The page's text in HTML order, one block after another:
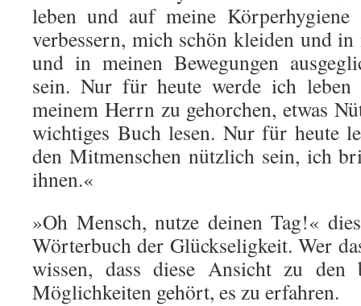
leben und auf meine Körperhygiene
verbessern, mich schön kleiden und in
und in meinen Bewegungen
sein. Nur für heute werde ich leben
meinem Herrn zu gehorchen, etwas
wichtiges Buch lesen. Nur für heute
den Mitmenschen nützlich sein, ich
ihnen.«
»Oh Mensch, nutze deinen Tag!«
Wörterbuch der Glückseligkeit. Wer
wissen, dass diese Ansicht zu den
Möglichkeiten gehört, es zu erfahren.